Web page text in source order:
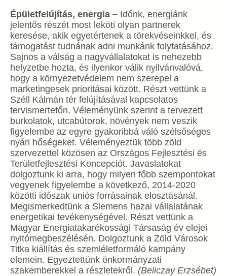
Épületfelújítás, energia – Időnk, energiánk
jelentős részét most leköti olyan partnerek
keresése, akik egyetértenek a törekvéseinkkel, és
támogatást tudnának adni munkánk folytatásához.
Sajnos a válság a nagyvállalatokat is nehezebb
helyzetbe hozta, és ilyenkor válik nyilvánvalóvá,
hogy a környezetvédelem nem szerepel a
marketingesek prioritásai között. Részt vettünk a
Széll Kálmán tér felújításával kapcsolatos
tervismertetőn. Véleményünk szerint a tervezett
burkolatok, utcabútorok, növények nem veszik
figyelembe az egyre gyakoribbá váló szélsőséges
nyári hőségeket. Véleményeztük több zöld
szervezettel közösen az Országos Fejlesztési és
Területfejlesztési Koncepciót. Javaslatokat
dolgoztunk ki arra, hogy milyen főbb szempontokat
vegyenek figyelembe a következő, 2014-2020
közötti időszak uniós forrásainak elosztásánál.
Megismerkedtünk a Siemens hazai vállalatának
energetikai tevékenységével. Részt vettünk a
Magyar Energiatakarékossági Társaság év elejei
nyitómegbeszélésén. Dolgoztunk a Zöld Városok
Titka kiállítás és szemléletformáló kampány
elemein. Egyeztettünk önkormányzati
szakemberekkel a részletekről. (Beliczay Erzsébet)